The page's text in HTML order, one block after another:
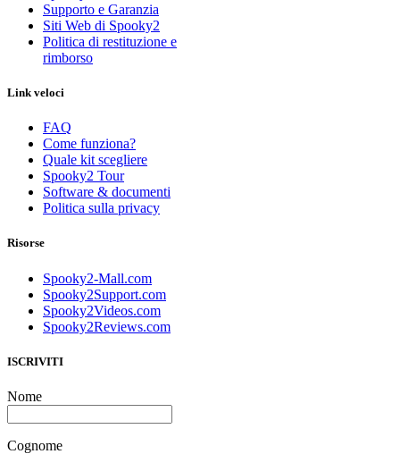
Supporto e Garanzia
Siti Web di Spooky2
Politica di restituzione e
rimborso
Link veloci
FAQ
Come funziona?
Quale kit scegliere
Spooky2 Tour
Software & documenti
Politica sulla privacy
Risorse
Spooky2-Mall.com
Spooky2Support.com
Spooky2Videos.com
Spooky2Reviews.com
ISCRIVITI
Nome
Cognome